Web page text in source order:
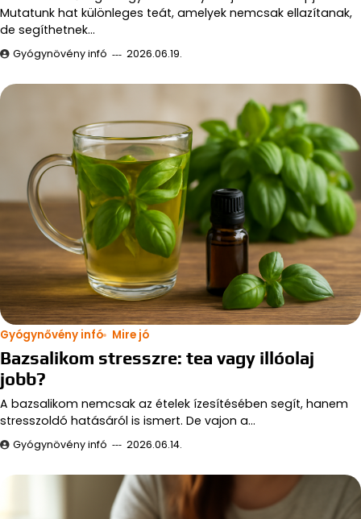
Mutatunk hat különleges teát, amelyek nemcsak ellazítanak,
de segíthetnek…
Gyógynövény infó 2026.06.19.
Gyógynővény infó Mire jó
Bazsalikom stresszre: tea vagy illóolaj
jobb?
A bazsalikom nemcsak az ételek ízesítésében segít, hanem
stresszoldó hatásáról is ismert. De vajon a…
Gyógynövény infó 2026.06.14.